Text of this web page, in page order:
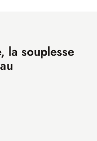
la souplesse